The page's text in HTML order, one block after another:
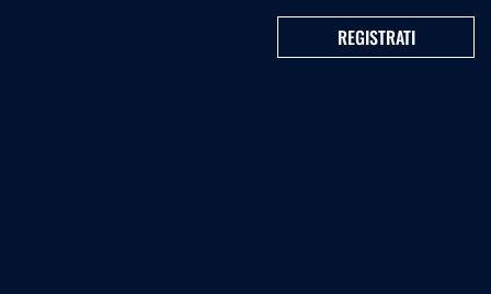
REGISTRATI